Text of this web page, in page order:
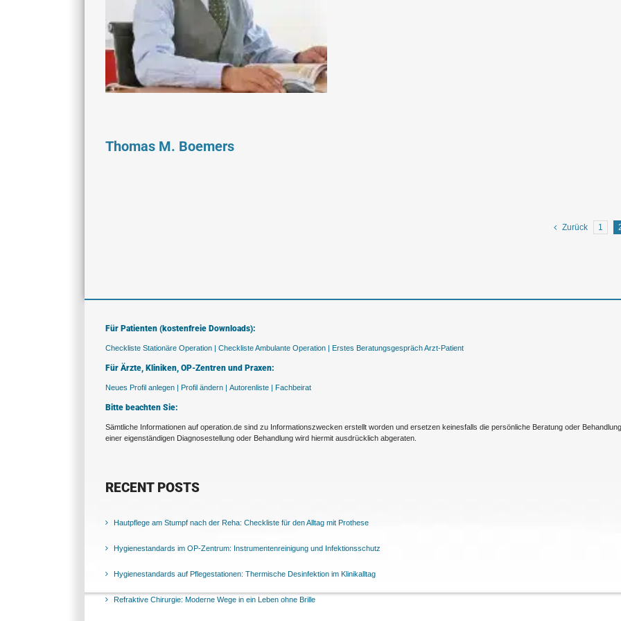
Thomas M. Boemers
Zurück 1
Für Patienten (kostenfreie Downloads):
Checkliste Stationäre Operation | Checkliste Ambulante Operation | Erstes Beratungsgespräch Arzt-Patient
Für Ärzte, Kliniken, OP-Zentren und Praxen:
Neues Profil anlegen | Profil ändern | Autorenliste | Fachbeirat
Bitte beachten Sie:
Sämtliche Informationen auf operation.de sind zu Informationszwecken erstellt worden und ersetzen keinesfalls die persönliche Beratung oder
einer eigenständigen Diagnosestellung oder Behandlung wird hiermit ausdrücklich abgeraten.
RECENT POSTS
Hautpflege am Stumpf nach der Reha: Checkliste für den Alltag mit Prothese
Hygienestandards im OP-Zentrum: Instrumentenreinigung und Infektionsschutz
Hygienestandards auf Pflegestationen: Thermische Desinfektion im Klinikalltag
Refraktive Chirurgie: Moderne Wege in ein Leben ohne Brille